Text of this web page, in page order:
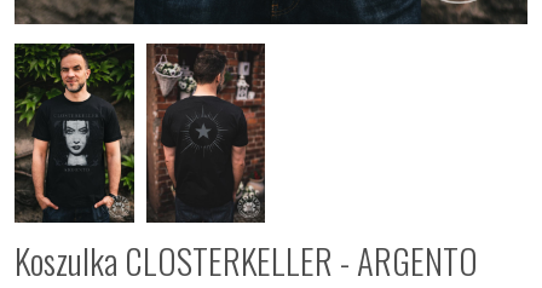
Koszulka CLOSTERKELLER - ARGENTO